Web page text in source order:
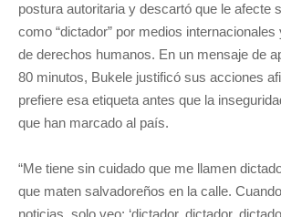
postura autoritaria y descartó que le afecte
como “dictador” por medios
de derechos humanos. En un mensaje de
80 minutos, Bukele justificó sus acciones
prefiere esa etiqueta antes que la
que han marcado al país.
“Me tiene sin cuidado que me llamen
que maten salvadoreños en la calle.
noticias, solo veo: ‘dictador, dictador,